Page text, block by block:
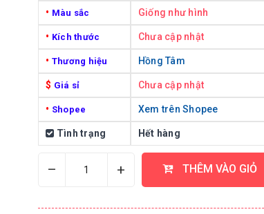
• Màu sắc Giống như hình
• Kích thước Chưa cập nhật
• Thương hiệu Hồng Tâm
$ Giá sỉ Chưa cập nhật
• Shopee Xem trên Shopee
Tình trạng Hết hàng
– + THÊM VÀO GIỎ